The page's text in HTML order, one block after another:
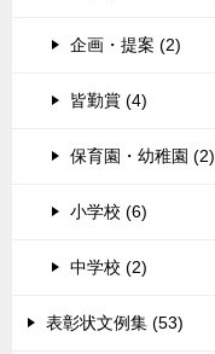
企画・提案 (2)
皆勤賞 (4)
保育園・幼稚園 (2)
小学校 (6)
中学校 (2)
表彰状文例集 (53)